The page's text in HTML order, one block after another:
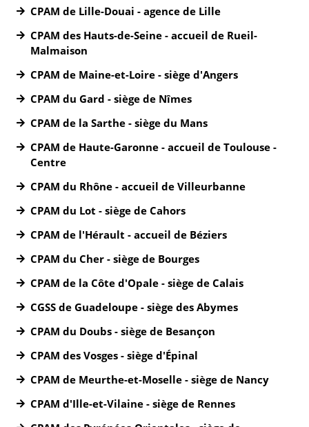
CPAM de Lille-Douai - agence de Lille
CPAM des Hauts-de-Seine - accueil de Rueil-
Malmaison
CPAM de Maine-et-Loire - siège d'Angers
CPAM du Gard - siège de Nîmes
CPAM de la Sarthe - siège du Mans
CPAM de Haute-Garonne - accueil de Toulouse -
Centre
CPAM du Rhône - accueil de Villeurbanne
CPAM du Lot - siège de Cahors
CPAM de l'Hérault - accueil de Béziers
CPAM du Cher - siège de Bourges
CPAM de la Côte d'Opale - siège de Calais
CGSS de Guadeloupe - siège des Abymes
CPAM du Doubs - siège de Besançon
CPAM des Vosges - siège d'Épinal
CPAM de Meurthe-et-Moselle - siège de Nancy
CPAM d'Ille-et-Vilaine - siège de Rennes